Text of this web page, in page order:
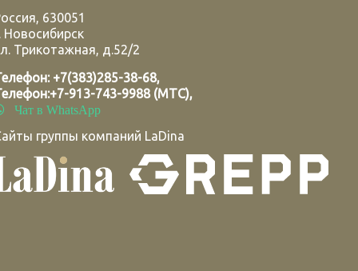
630051
Новосибирск
Трикотажная, д.52/2
+7(383)285-38-68,
+7-913-743-9988 (МТС),
Чат в WhatsApp
группы компаний LaDina